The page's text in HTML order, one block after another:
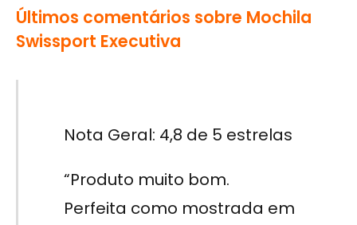
Últimos comentários sobre Mochila
Swissport Executiva
Nota Geral: 4,8 de 5 estrelas
“Produto muito bom.
Perfeita como mostrada em